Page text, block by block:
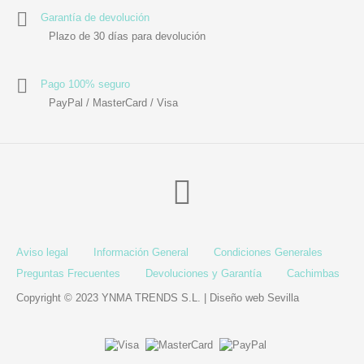
Garantía de devolución
Plazo de 30 días para devolución
Pago 100% seguro
PayPal / MasterCard / Visa
Aviso legal Información General
Condiciones Generales
Preguntas Frecuentes
Devoluciones y Garantía
Cachimbas
Copyright © 2023 YNMA TRENDS S.L. | Diseño web Sevilla